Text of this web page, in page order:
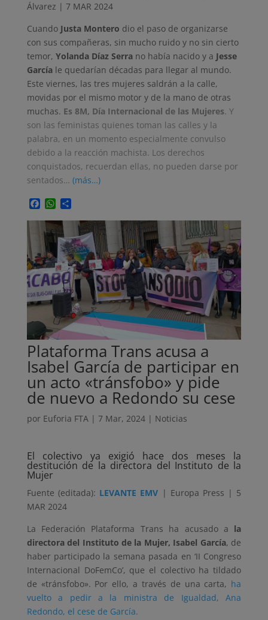
Álvarez | 7 MAR 2024
Cuando Justa Montero dio el paso de organizarse
con sus compañeras, sin mucho ruido y no sin cierto
temor, Yolanda Díaz Serra no había nacido y a Jesse
García le quedarían décadas para llegar al mundo.
Este viernes, las tres mujeres saldrán a la calle,
movidas por el mismo motor y de la mano de otras
muchas. Es 8M, Día Internacional de las Mujeres. Y
son las feministas quienes toman las calles y la
palabra, en un momento especialmente convulso
debido a la reacción machista. Los derechos
conquistados, recuerdan ellas, no pueden darse por
sentados… (más…)
Facebook
WhatsApp
Compartir
Plataforma Trans acusa a
Isabel García de participar en
un acto «tránsfobo» y pide
de nuevo a Redondo su cese
por Euforia FTA| 7 Mar, 2024| Noticias
El colectivo ya exigió hace dos meses la
destitución de la directora del Instituto de la
Mujer
Fuente (editada): LEVANTE EMV | Europa Press | 5
MAR 2024
La Federación Plataforma Trans ha acusado a la
directora del Instituto de la Mujer, Isabel García, de
haber participado la semana pasada en ‘II Congreso
Internacional DoFemCo’, que el colectivo ha tildado
de «tránsfobo». Por ello, a través de una carta, ha
vuelto a pedir a la ministra de Igualdad, Ana
Redondo, el cese de García.